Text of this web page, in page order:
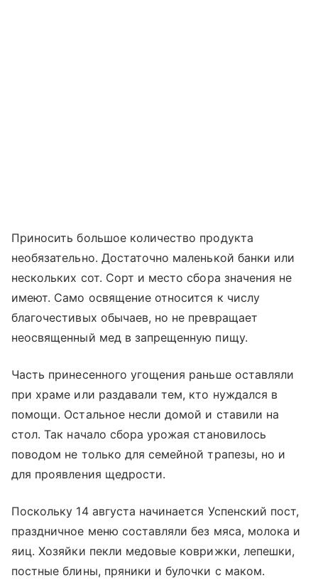
Приносить большое количество продукта
необязательно. Достаточно маленькой банки или
нескольких сот. Сорт и место сбора значения не
имеют. Само освящение относится к числу
благочестивых обычаев, но не превращает
неосвященный мед в запрещенную пищу.
Часть принесенного угощения раньше оставляли
при храме или раздавали тем, кто нуждался в
помощи. Остальное несли домой и ставили на
стол. Так начало сбора урожая становилось
поводом не только для семейной трапезы, но и
для проявления щедрости.
Поскольку 14 августа начинается Успенский пост,
праздничное меню составляли без мяса, молока и
яиц. Хозяйки пекли медовые коврижки, лепешки,
постные блины, пряники и булочки с маком.